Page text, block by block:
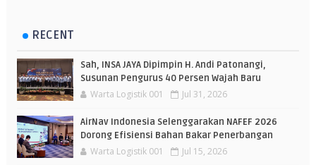
RECENT
Sah, INSA JAYA Dipimpin H. Andi Patonangi,
Susunan Pengurus 40 Persen Wajah Baru
Warta Logistik 001 Jul 31, 2026
AirNav Indonesia Selenggarakan NAFEF 2026
Dorong Efisiensi Bahan Bakar Penerbangan
Warta Logistik 001 Jul 15, 2026